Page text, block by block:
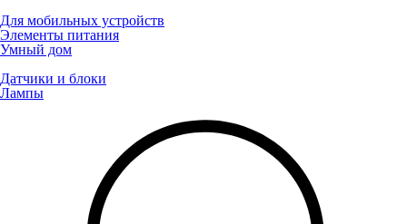
Для мобильных устройств
Элементы питания
Умный дом
Датчики и блоки
Лампы